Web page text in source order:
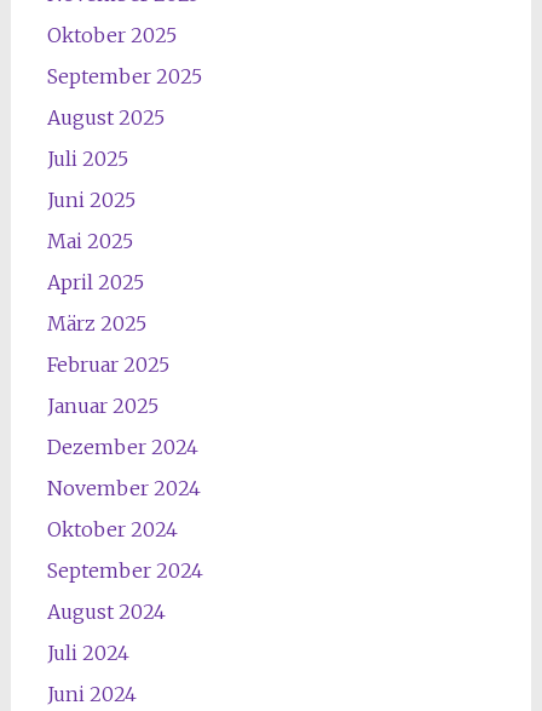
Oktober 2025
September 2025
August 2025
Juli 2025
Juni 2025
Mai 2025
April 2025
März 2025
Februar 2025
Januar 2025
Dezember 2024
November 2024
Oktober 2024
September 2024
August 2024
Juli 2024
Juni 2024